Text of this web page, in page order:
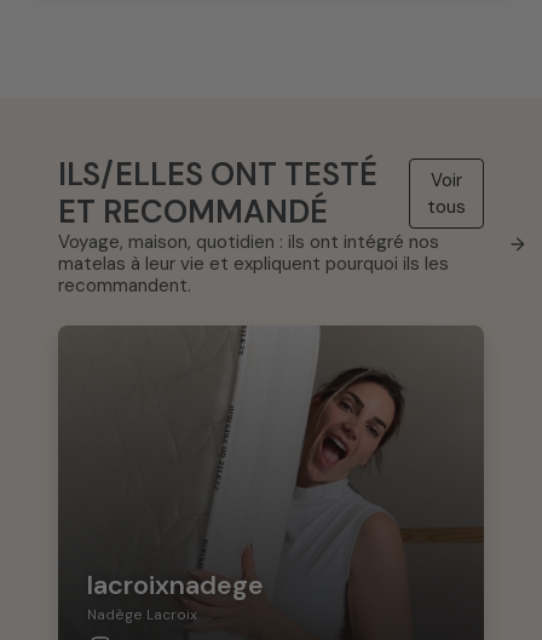
ILS/ELLES ONT TESTÉ
ET RECOMMANDÉ
Voir
tous
→
Voyage, maison, quotidien : ils ont intégré nos
matelas à leur vie et expliquent pourquoi ils les
recommandent.
lacroixnadege
Nadège Lacroix